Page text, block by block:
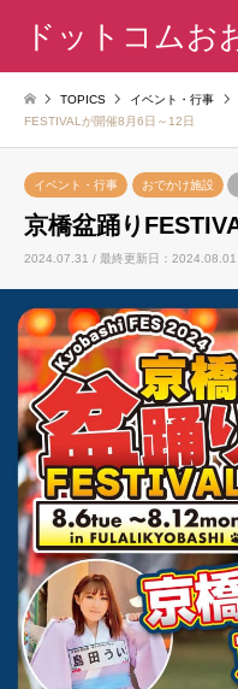
ドットコムお
TOPICS イベント・行事
FESTIVALが開催8月6日～12日
イベント・行事 おでかけ施設
京橋盆踊り
2024.07.31 / 最終更新日：2024.08.01